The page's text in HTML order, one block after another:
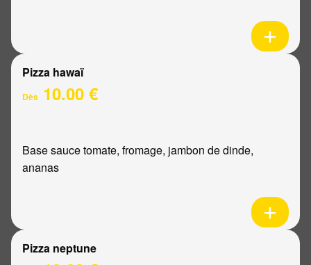
Pizza hawaï
Dès 10.00 €
Base sauce tomate, fromage, jambon de dinde,
ananas
Pizza neptune